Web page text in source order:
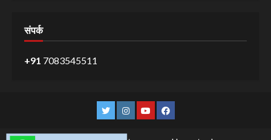
संपर्क
+91 7083545511
TwitterInstagram
YouTubeFacebook